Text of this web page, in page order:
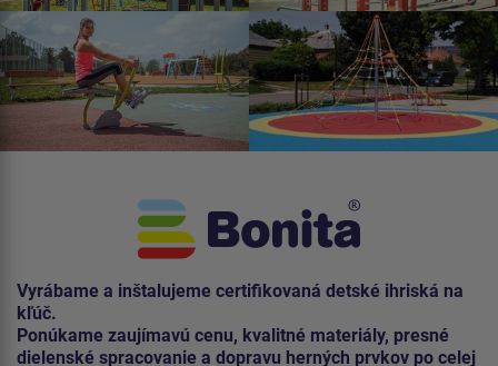
Vyrábame a inštalujeme certifikovaná detské ihriská na
kľúč.
Ponúkame zaujímavú cenu, kvalitné materiály, presné
dielenské spracovanie a dopravu herných prvkov po celej